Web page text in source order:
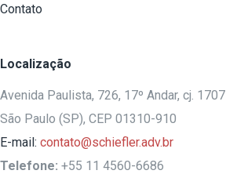
Contato
Localização
Avenida Paulista, 726, 17º Andar, cj. 1707
São Paulo (SP), CEP 01310-910
E-mail: contato@schiefler.adv.br
Telefone: +55 11 4560-6686